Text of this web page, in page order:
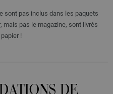
sont pas inclus dans les paquets
pas le magazine, sont livrés
!
DE